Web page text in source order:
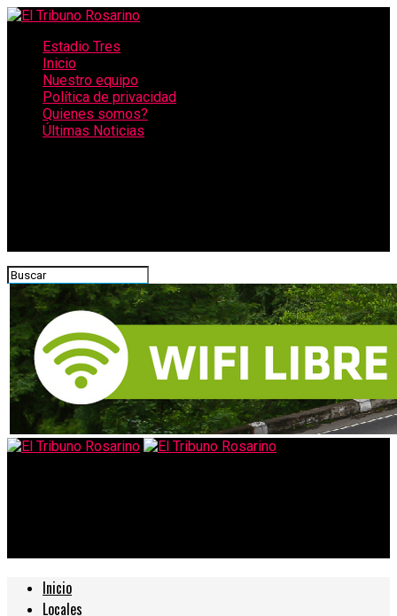
Estadio Tres
Inicio
Nuestro equipo
Política de privacidad
Quienes somos?
Últimas Noticias
Inicio
Locales